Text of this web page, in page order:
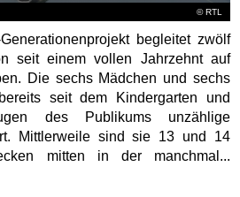
©RTL
begleitet zwölf
seit einem vollen Jahrzehnt auf
Die sechs Mädchen und sechs
seit dem Kindergarten und
des Publikums unzählige
Mittlerweile sind sie 13 und 14
mitten in der manchmal...